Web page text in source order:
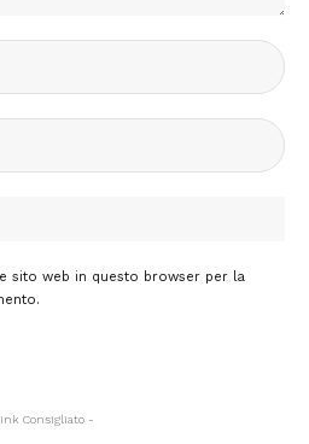
sito web in questo browser per la
Consigliato -